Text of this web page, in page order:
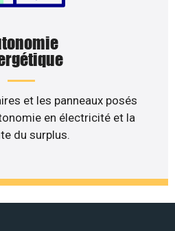
et les panneaux posés
en électricité et la
du surplus.